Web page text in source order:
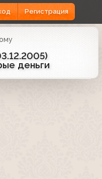
Регистрация
деньги